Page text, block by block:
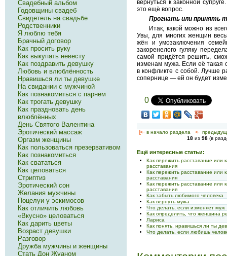
вернуться к законной
это ещё вопрос.
Прогнать или принять
Итак, какой можно из
Увы, для многих женщин
жён и умозаключения
закоренелого гуляку
самой придётся решить,
изменам мужа. Если её такая
в конфликте с собой. Лучше
сопернице — ей он будет
0
[<— в начало раздела <-
18 из 98 (в
Ещё интересные статьи:
Как пережить расставание или
расставания
Как пережить расставание или
расставания
Как пережить расставание или
расставания
Как забыть любимого человека
Как вернуть мужа
Что делать, если изменяет муж
Как определить, что женщина
Лариса
Как понять, нравишься ли ты
Что делать, если любишь
Свадебный альбом
Годовщины свадеб
Свидетель на свадьбе
Родственники
Я люблю тебя
Брачный договор
Как просить руку
Как выкупать невесту
Как поздравить девушку
Любовь и влюблённость
Нравишься ли ты девушке
На свидании с мужчиной
Как познакомиться с парнем
Как трогать девушку
Как праздновать день
влюблённых
День Святого Валентина
Эротический массаж
Оргазм женщины
Как пользоваться презервативом
Как познакомиться
Как свататься
Как целоваться
Стриптиз
Эротический сон
Желания мужчины
Поцелуи у эскимосов
Как отличить любовь
«Вкусно» целоваться
Как дарить цветы
Возраст девушки
Разговор
Дружба мужчины и женщины
Стать Дон Жуаном